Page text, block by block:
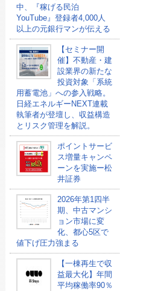
中、『稼げる民泊
YouTube』登録者4,000人
以上の元銀行マンが伝える
【セミナー開
催】不動産・建
設業界の新たな
投資対象「系統
用蓄電池」への参入戦略。
日経エネルギーNEXT連載
執筆者が登壇し、収益構造
とリスク管理を解説。
ポイントサービ
ス増量キャンペ
ーンを実施ー松
井証券
2026年第1四半
期、中古マンシ
ョン市場に変
化、都心5区で
値下げ圧力強まる
【一棟再生で収
益最大化】年間
平均稼働率90％